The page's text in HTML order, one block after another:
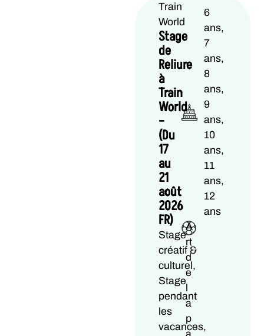
Train
World
Stage
de
Reliure
à
Train
World
–
(Du
17
au
21
août
2026
FR)
Stage
créatif &
culturel,
Stage
pendant
les
vacances,
6
ans,
7
ans,
8
ans,
9
ans,
10
ans,
11
ans,
12
ans
A
rt
d
e
l
a
p
a